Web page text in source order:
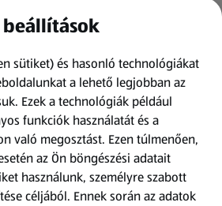
sütiket) és hasonló technológiákat
a lehető legjobban az
Ezek a technológiák például
funkciók használatát és a
való megosztást. Ezen túlmenően,
az Ön böngészési adatait
használunk, személyre szabott
céljából. Ennek során az adatok